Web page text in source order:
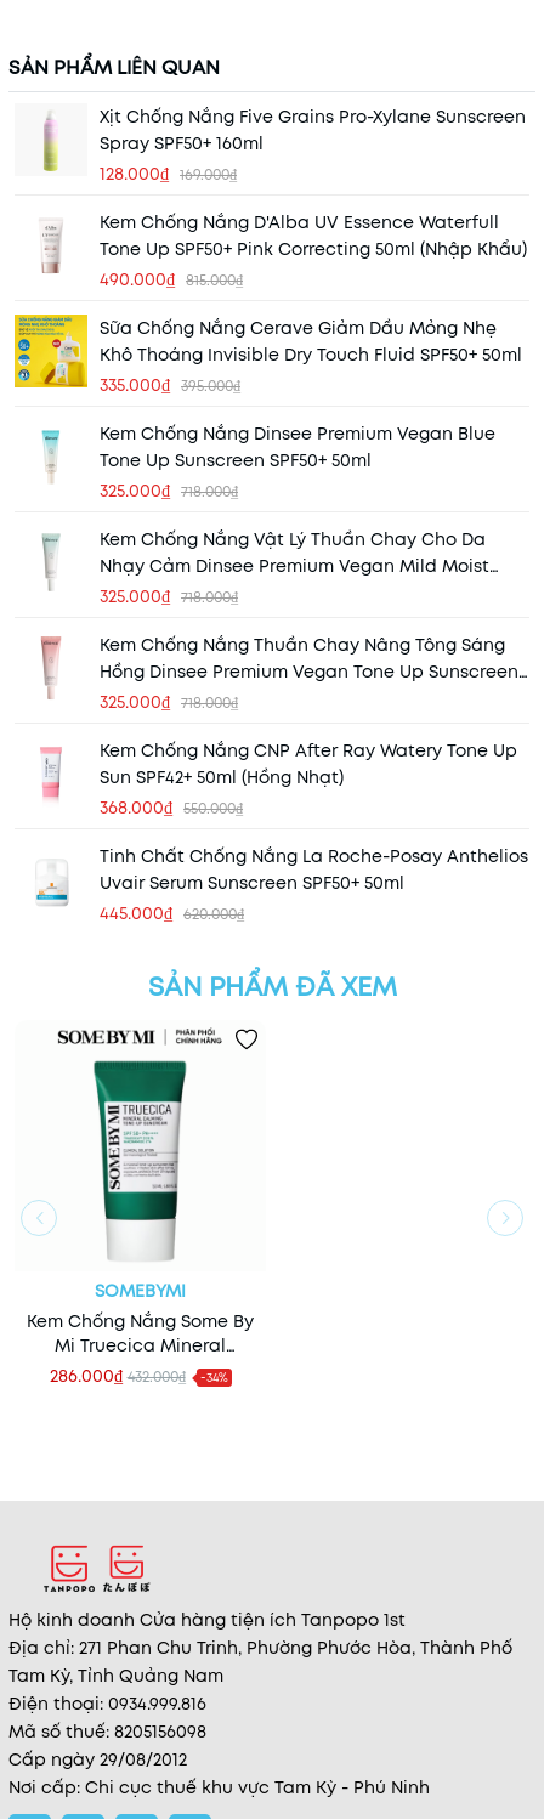
SẢN PHẨM LIÊN QUAN
Xịt Chống Nắng Five Grains Pro-Xylane Sunscreen
Spray SPF50+ 160ml
128.000₫ 169.000₫
Kem Chống Nắng D'Alba UV Essence Waterfull
Tone Up SPF50+ Pink Correcting 50ml (Nhập Khẩu)
490.000₫ 815.000₫
Sữa Chống Nắng Cerave Giảm Dầu Mỏng Nhẹ
Khô Thoáng Invisible Dry Touch Fluid SPF50+ 50ml
335.000₫ 395.000₫
Kem Chống Nắng Dinsee Premium Vegan Blue
Tone Up Sunscreen SPF50+ 50ml
325.000₫ 718.000₫
Kem Chống Nắng Vật Lý Thuần Chay Cho Da
Nhạy Cảm Dinsee Premium Vegan Mild Moist
Sunscreen SPF50+ 50ml
325.000₫ 718.000₫
Kem Chống Nắng Thuần Chay Nâng Tông Sáng
Hồng Dinsee Premium Vegan Tone Up Sunscreen
SPF50+ 50ml
325.000₫ 718.000₫
Kem Chống Nắng CNP After Ray Watery Tone Up
Sun SPF42+ 50ml (Hồng Nhạt)
368.000₫ 550.000₫
Tinh Chất Chống Nắng La Roche-Posay Anthelios
Uvair Serum Sunscreen SPF50+ 50ml
445.000₫ 620.000₫
SẢN PHẨM ĐÃ XEM
SOMEBYMI
Kem Chống Nắng Some By
Mi Truecica Mineral
Calming Tone Up (Nhập
286.000₫ 432.000₫ -34%
Hộ kinh doanh Cửa hàng tiện ích Tanpopo 1st
Địa chỉ: 271 Phan Chu Trinh, Phường Phước Hòa, Thành Phố
Tam Kỳ, Tỉnh Quảng Nam
Điện thoại: 0934.999.816
Mã số thuế: 8205156098
Cấp ngày 29/08/2012
Nơi cấp: Chi cục thuế khu vực Tam Kỳ - Phú Ninh